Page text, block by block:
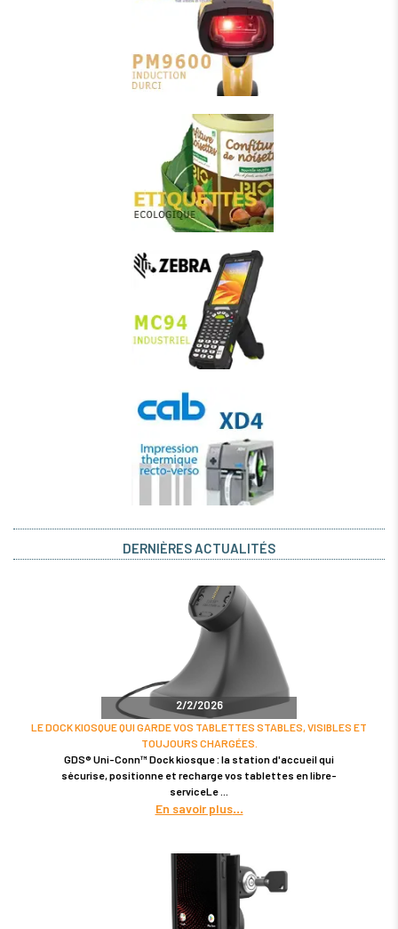
DERNIÈRES ACTUALITÉS
2/2/2026
LE DOCK KIOSQUE QUI GARDE VOS TABLETTES STABLES, VISIBLES ET
TOUJOURS CHARGÉES.
GDS® Uni-Conn™ Dock kiosque : la station d'accueil qui
sécurise, positionne et recharge vos tablettes en libre-
serviceLe
En savoir plus